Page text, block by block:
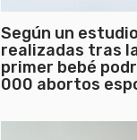
Según un
realizadas tras
primer bebé
000 abortos